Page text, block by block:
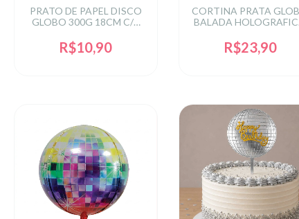
PRATO DE PAPEL DISCO
GLOBO 300G 18CM C/8
R$10,90
CORTINA PRATA
BALADA
R$23,90